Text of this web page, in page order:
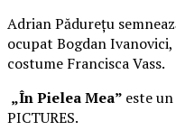
Adrian Pădurețu
ocupat Bogdan
costume Francisca Vass.
„În Pielea Mea” este
PICTURES.